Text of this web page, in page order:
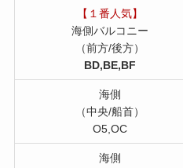
【１番人気】
海側バルコニー
（前方/後方）
BD,BE,BF
海側
（中央/船首）
O5,OC
海側